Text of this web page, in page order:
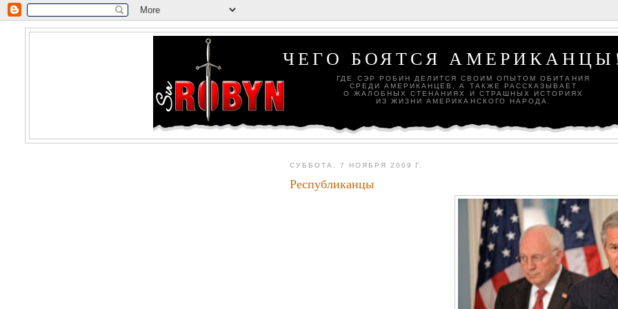
ЧЕГО БОЯТСЯ
ГДЕ СЭР РОБИН ДЕЛИТСЯ СВОИМ ОПЫТОМ ОБИТАНИЯ
СРЕДИ АМЕРИКАНЦЕВ, А ТАКЖЕ РАССКАЗЫВАЕТ
О ЖАЛОБНЫХ СТЕНАНИЯХ И СТРАШНЫХ ИСТОРИЯХ
ИЗ ЖИЗНИ АМЕРИКАНСКОГО НАРОДА.
СУББОТА, 7 НОЯБРЯ 2009 Г.
Республиканцы